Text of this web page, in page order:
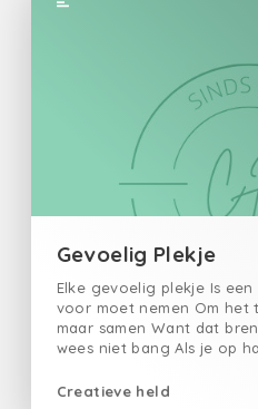
Gevoelig Plekje
Elke gevoelig plekje Is
voor moet nemen Om het
maar samen Want dat
wees niet bang Als je op
Creatieve held